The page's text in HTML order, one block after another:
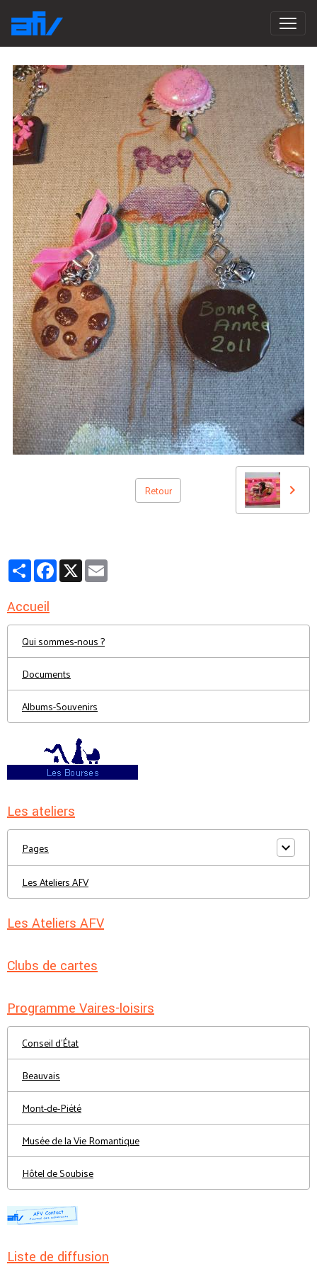
Retour
PartagerFacebook
X
Accueil
Qui sommes-nous ?
Documents
Albums-Souvenirs
Les ateliers
Pages
Les Ateliers AFV
Les Ateliers AFV
Clubs de cartes
Programme Vaires-loisirs
Conseil d'État
Beauvais
Mont-de-Piété
Musée de la Vie Romantique
Hôtel de Soubise
Liste de diffusion